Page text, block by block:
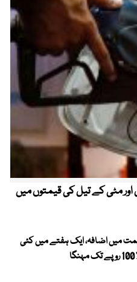
اور مٹی کے تیل کی قیمتوں میں
میں اضافہ، ایک ہفتے میں کئی